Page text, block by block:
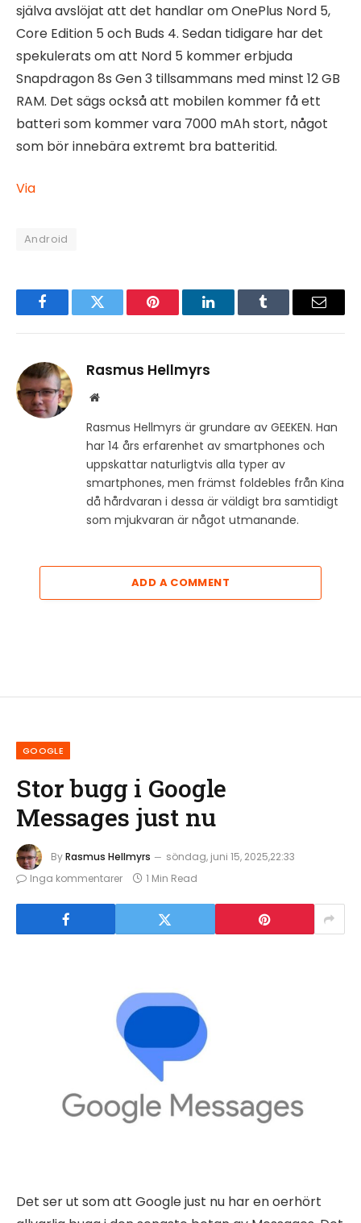
själva avslöjat att det handlar om OnePlus Nord 5,
Core Edition 5 och Buds 4. Sedan tidigare har det
spekulerats om att Nord 5 kommer erbjuda
Snapdragon 8s Gen 3 tillsammans med minst 12 GB
RAM. Det sägs också att mobilen kommer få ett
batteri som kommer vara 7000 mAh stort, något
som bör innebära extremt bra batteritid.
Via
Android
FacebookTwitter Pinterest LinkedInTumblr Email
Rasmus Hellmyrs
Website
Rasmus Hellmyrs är grundare av GEEKEN. Han
har 14 års erfarenhet av smartphones och
uppskattar naturligtvis alla typer av
smartphones, men främst foldebles från Kina
då hårdvaran i dessa är väldigt bra samtidigt
som mjukvaran är något utmanande.
ADD A COMMENT
GOOGLE
Stor bugg i Google
Messages just nu
ByRasmus Hellmyrs
söndag, juni 15, 2025,22:33
Inga kommentarer
1 Min Read
Det ser ut som att Google just nu har en oerhört